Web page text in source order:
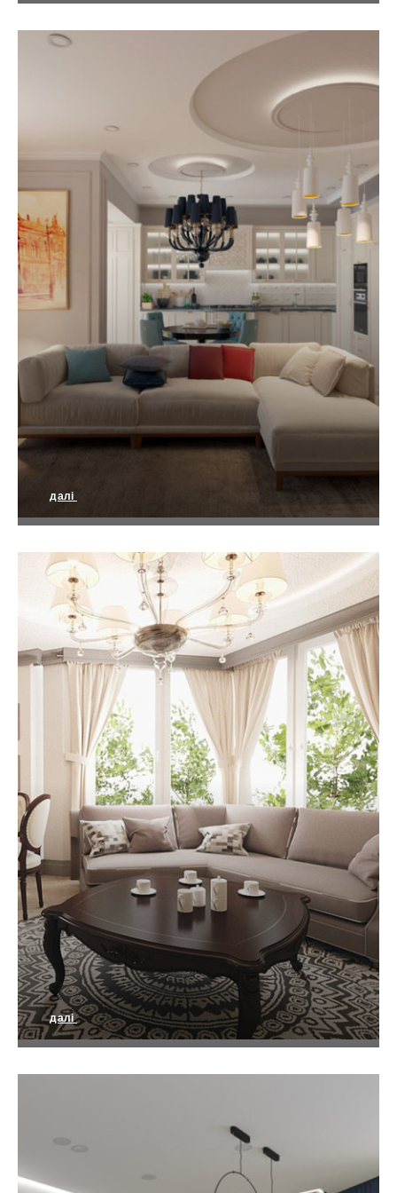
Стиль контемпорарі
Дизайн квартири у Львові
далі
Класичний дизайн квартири
далі